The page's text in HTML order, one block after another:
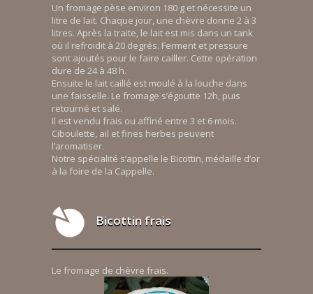
Un fromage pèse environ 180 g et nécessite un
litre de lait. Chaque jour, une chèvre donne 2 à 3
litres. Après la traite, le lait est mis dans un tank
où il refroidit à 20 degrés. Ferment et pressure
sont ajoutés pour le faire cailler. Cette opération
dure de 24 à 48 h.
Ensuite le lait caillé est moulé à la louche dans
une faisselle. Le fromage s’égoutte 12h, puis
retourné et salé.
Il est vendu frais ou affiné entre 3 et 6 mois.
Ciboulette, ail et fines herbes peuvent
l’aromatiser.
Notre spécialité s’appelle le Bicottin, médaille d’or
à la foire de la Cappelle.
Bicottin frais
Le fromage de chèvre frais.